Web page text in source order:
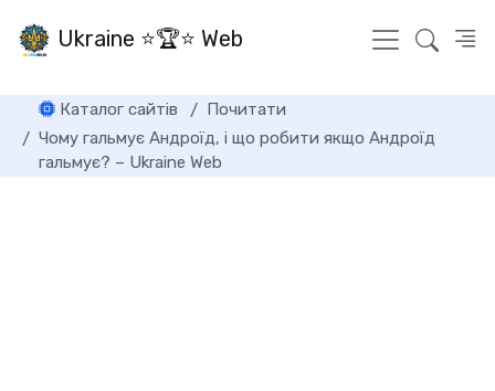
Ukraine ⭐🏆⭐ Web
Каталог сайтів
Почитати
Чому гальмує Андроїд, і що робити якщо Андроїд
гальмує? – Ukraine Web